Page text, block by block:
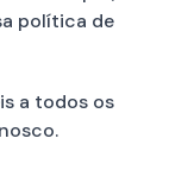
política de
​​a todos os